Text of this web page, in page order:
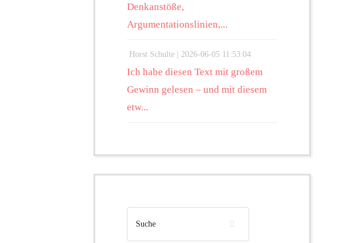
Denkanstöße,
Argumentationslinien,...
Horst Schulte | 2026-06-05 11:53:04
Ich habe diesen Text mit großem
Gewinn gelesen – und mit diesem
etw...